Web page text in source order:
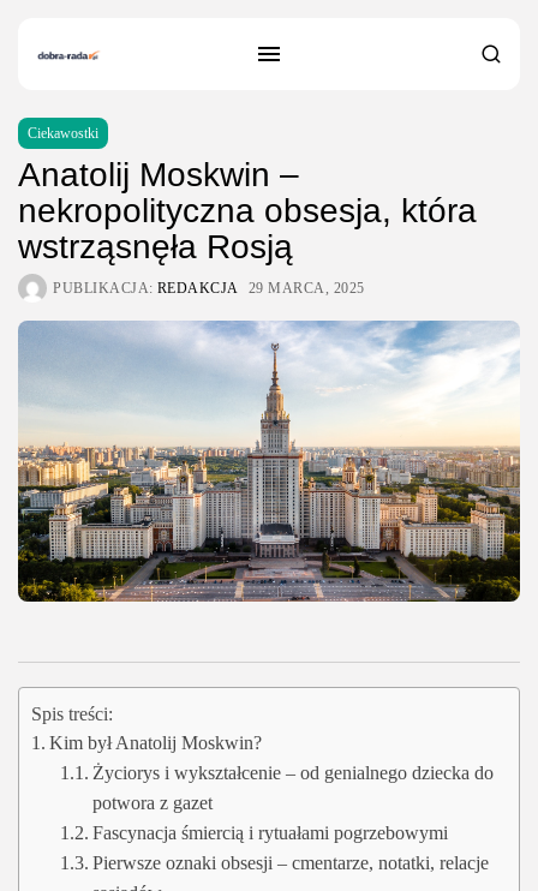
Ciekawostki
Anatolij Moskwin –
nekropolityczna obsesja, która
wstrząsnęła Rosją
PUBLIKACJA: REDAKCJA 29 MARCA, 2025
Spis treści:
Kim był Anatolij Moskwin?
Życiorys i wykształcenie – od genialnego dziecka do
potwora z gazet
Fascynacja śmiercią i rytuałami pogrzebowymi
Pierwsze oznaki obsesji – cmentarze, notatki, relacje